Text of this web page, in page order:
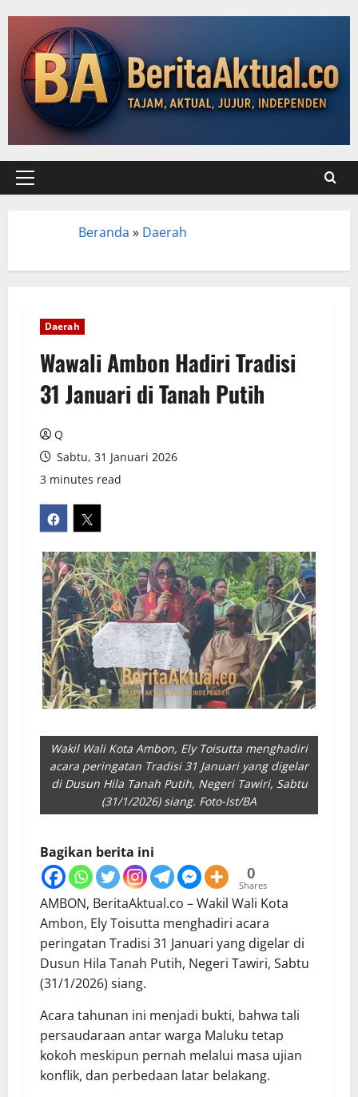
Beranda » Daerah
Daerah
Wawali Ambon Hadiri Tradisi
31 Januari di Tanah Putih
Q
Sabtu, 31 Januari 2026
3 minutes read
Wakil Wali Kota Ambon, Ely Toisutta menghadiri
acara peringatan Tradisi 31 Januari yang digelar
di Dusun Hila Tanah Putih, Negeri Tawiri, Sabtu
(31/1/2026) siang. Foto-Ist/BA
Bagikan berita ini
0
Shares
AMBON, BeritaAktual.co – Wakil Wali Kota
Ambon, Ely Toisutta menghadiri acara
peringatan Tradisi 31 Januari yang digelar di
Dusun Hila Tanah Putih, Negeri Tawiri, Sabtu
(31/1/2026) siang.
Acara tahunan ini menjadi bukti, bahwa tali
persaudaraan antar warga Maluku tetap
kokoh meskipun pernah melalui masa ujian
konflik, dan perbedaan latar belakang.